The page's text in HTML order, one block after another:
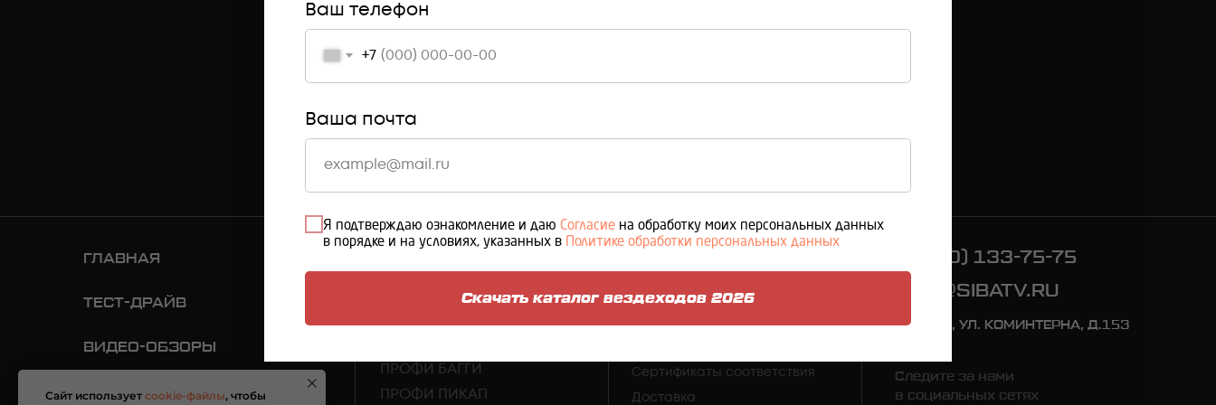
Ваш телефон
+7
Ваша почта
Я подтверждаю ознакомление и даю Согласие на обработку моих персональных данных
в порядке и на условиях, указанных в Политике обработки персональных данных
Скачать каталог вездеходов 2026
Двигатель (БУ без пробега по России)
Привода (БУ)
8 (950) 133-75-75
Г. ЗИМА, УЛ. КОМИНТЕРНА, Д.153
Следите за нами
в социальных сетях
INFO@SIBATV.RU
Сертификаты соответствия
Доставка
ГЛАВНАЯ
ТЕСТ-ДРАЙВ
ВИДЕО-ОБЗОРЫ
ФОТОГАЛЕРЕЯ
ПРОФИ БАГГИ
ПРОФИ ПИКАП
Сайт использует cookie-файлы, чтобы